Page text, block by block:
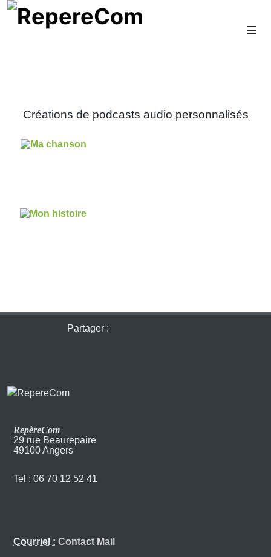
Créations de podcasts audio personnalisés
Partager :
RepèreCom
29 rue Beaurepaire
49100 Angers
Tel : 06 70 12 52 41
Courriel : Contact Mail